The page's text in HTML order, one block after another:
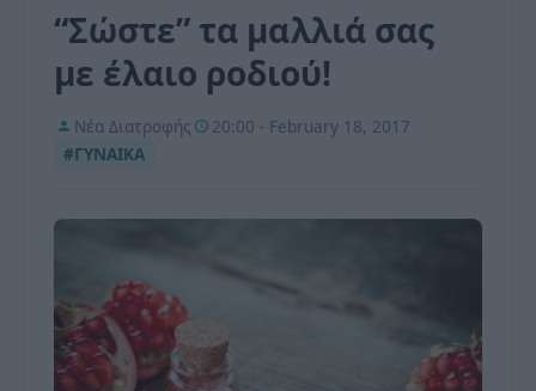
“Σώστε” τα μαλλιά σας
με έλαιο ροδιού!
Νέα Διατροφής
20:00 - February 18, 2017
#ΓΥΝΑΙΚΑ